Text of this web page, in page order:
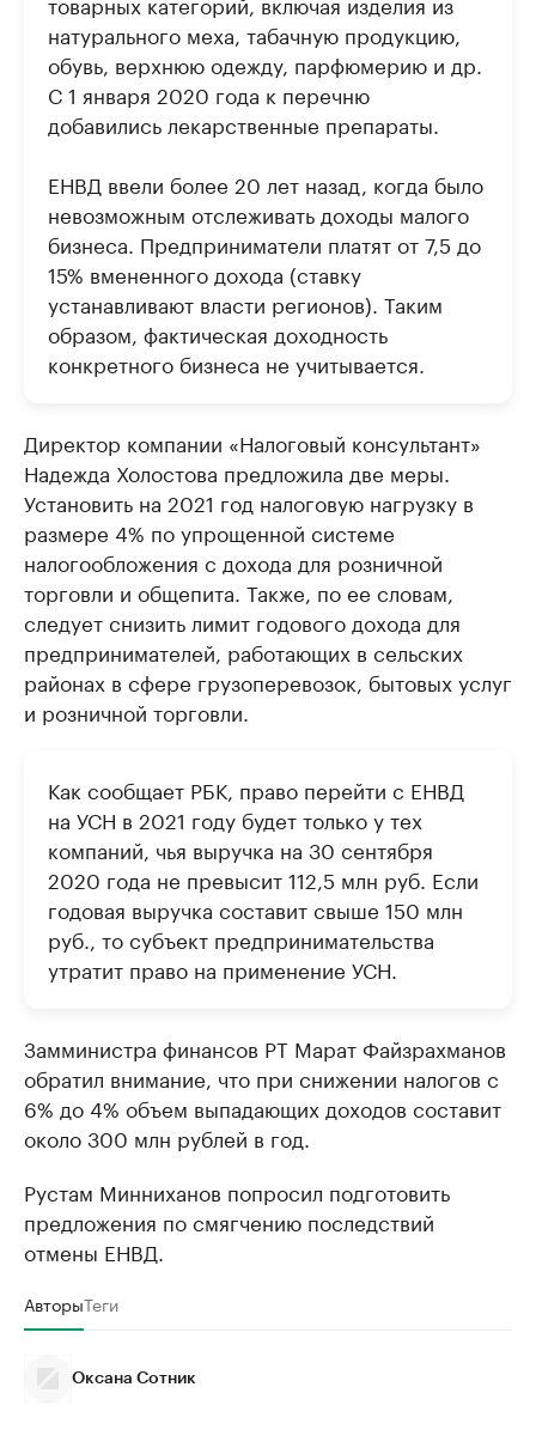
натурального меха, табачную продукцию,
обувь, верхнюю одежду, парфюмерию и др.
С 1 января 2020 года к перечню
добавились лекарственные препараты.
ЕНВД ввели более 20 лет назад, когда было
невозможным отслеживать доходы малого
бизнеса. Предприниматели платят от 7,5 до
15% вмененного дохода (ставку
устанавливают власти регионов). Таким
образом, фактическая доходность
конкретного бизнеса не учитывается.
Директор компании «Налоговый консультант»
Надежда Холостова предложила две меры.
Установить на 2021 год налоговую нагрузку в
размере 4% по упрощенной системе
налогообложения с дохода для розничной
торговли и общепита. Также, по ее словам,
следует снизить лимит годового дохода для
предпринимателей, работающих в сельских
районах в сфере грузоперевозок, бытовых услуг
и розничной торговли.
Как сообщает РБК, право перейти с ЕНВД
на УСН в 2021 году будет только у тех
компаний, чья выручка на 30 сентября
2020 года не превысит 112,5 млн руб. Если
годовая выручка составит свыше 150 млн
руб., то субъект предпринимательства
утратит право на применение УСН.
Замминистра финансов РТ Марат Файзрахманов
обратил внимание, что при снижении налогов с
6% до 4% объем выпадающих доходов составит
около 300 млн рублей в год.
Рустам Минниханов попросил подготовить
предложения по смягчению последствий
отмены ЕНВД.
АвторыТеги
Оксана Сотник